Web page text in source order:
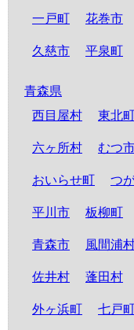
一戸町 花巻市
久慈市 平泉町
青森県
西目屋村
東北
六ヶ所村 むつ
おいらせ町 つ
平川市 板柳町
青森市 風間浦
佐井村 蓬田村
外ヶ浜町 七戸